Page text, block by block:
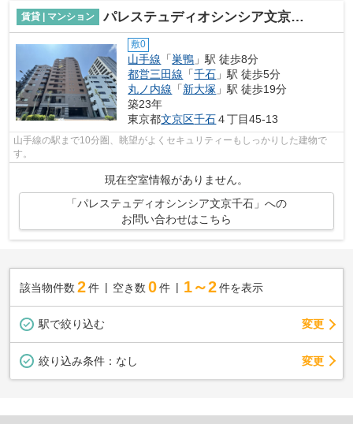
賃貸 | マンション パレステュディオシンシア文京千石
敷0
山手線 「巣鴨 」駅 徒歩8分
都営三田線 「千石 」駅 徒歩5分
丸ノ内線 「新大塚 」駅 徒歩19分
築23年
東京都文京区千石４丁目45-13
山手線の駅まで10分圏、眺望がよくセキュリティーもしっかりした建物で
す。
現在空室情報がありません。
「パレステュディオシンシア文京千石」への
お問い合わせはこちら
該当物件数 2件 空き数 0 件 1～2 件を表示
駅で絞り込む 変更
絞り込み条件： なし 変更